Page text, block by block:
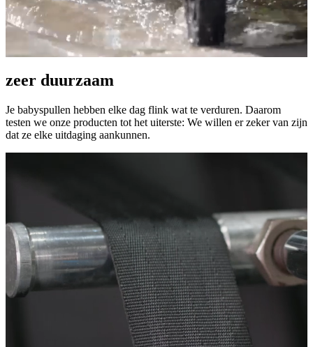
zeer duurzaam
Je babyspullen hebben elke dag flink wat te verduren. Daarom
testen we onze producten tot het uiterste: We willen er zeker van zijn
dat ze elke uitdaging aankunnen.